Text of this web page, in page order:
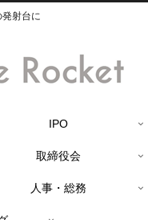
射台に
IPO
取締役会
人事・総務